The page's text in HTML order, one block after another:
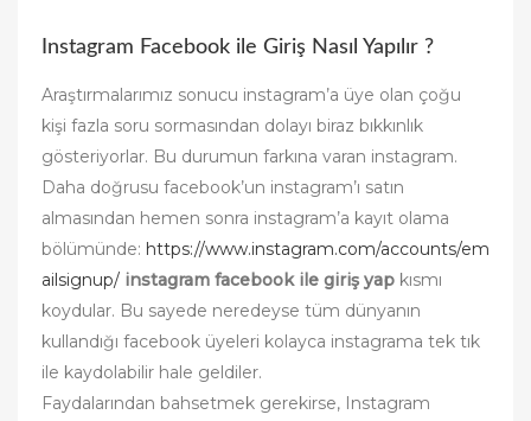
Instagram Facebook ile Giriş Nasıl Yapılır ?
Araştırmalarımız sonucu instagram’a üye olan çoğu
kişi fazla soru sormasından dolayı biraz bıkkınlık
gösteriyorlar. Bu durumun farkına varan instagram.
Daha doğrusu facebook’un instagram’ı satın
almasından hemen sonra instagram’a kayıt olama
bölümünde: https://www.instagram.com/accounts/em
ailsignup/ instagram facebook ile giriş yap kısmı
koydular. Bu sayede neredeyse tüm dünyanın
kullandığı facebook üyeleri kolayca instagrama tek tık
ile kaydolabilir hale geldiler.
Faydalarından bahsetmek gerekirse, Instagram